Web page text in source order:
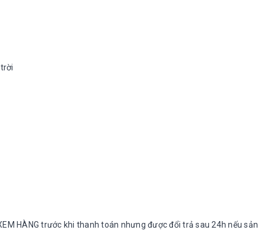
HÀNG trước khi thanh toán nhưng được đổi trả sau 24h nếu sản